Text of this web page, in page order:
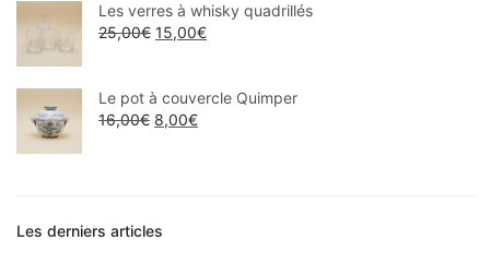
Les verres à whisky quadrillés
25,00€ 15,00€
Le pot à couvercle Quimper
16,00€ 8,00€
Les derniers articles